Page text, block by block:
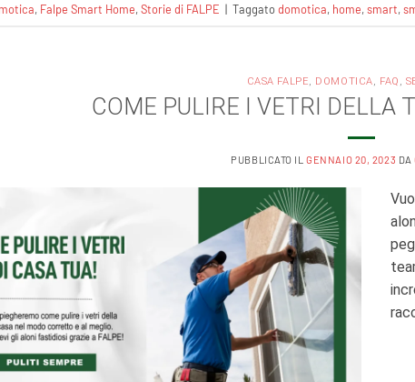
, Falpe Smart Home,Storie di FALPE | Taggatodomotica, home,smart,
CASA FALPE, DOMOTICA, FAQ ,
COME PULIRE I VETRI DELLA
PUBBLICATO ILGENNAIO 20, 2023 DA